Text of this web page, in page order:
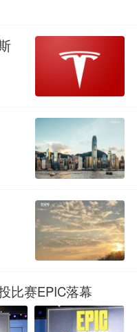
比赛EPIC落幕